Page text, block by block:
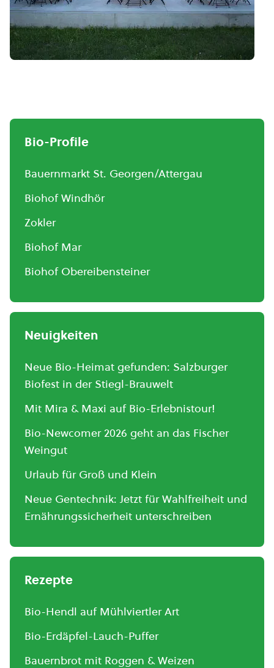
Bio-Profile
Bauernmarkt St. Georgen/Attergau
Biohof Windhör
Zokler
Biohof Mar
Biohof Obereibensteiner
Neuigkeiten
Neue Bio-Heimat gefunden: Salzburger
Biofest in der Stiegl-Brauwelt
Mit Mira & Maxi auf Bio-Erlebnistour!
Bio-Newcomer 2026 geht an das Fischer
Weingut
Urlaub für Groß und Klein
Neue Gentechnik: Jetzt für Wahlfreiheit und
Ernährungssicherheit unterschreiben
Rezepte
Bio-Hendl auf Mühlviertler Art
Bio-Erdäpfel-Lauch-Puffer
Bauernbrot mit Roggen & Weizen